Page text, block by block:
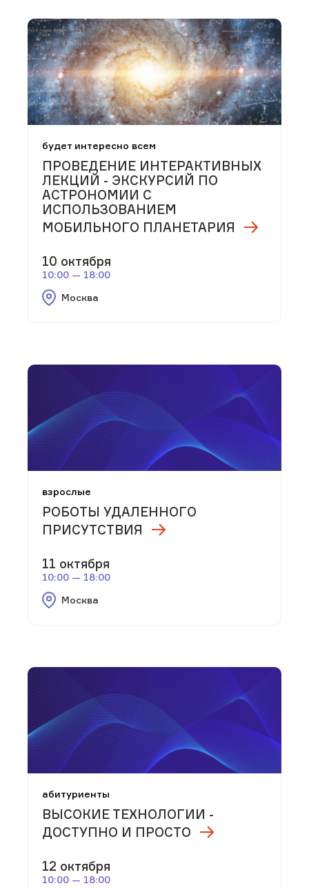
будет интересно всем
ПРОВЕДЕНИЕ ИНТЕРАКТИВНЫХ
ЛЕКЦИЙ - ЭКСКУРСИЙ ПО
АСТРОНОМИИ С
ИСПОЛЬЗОВАНИЕМ
МОБИЛЬНОГО ПЛАНЕТАРИЯ
10 октября
10:00 — 18:00
Москва
взрослые
РОБОТЫ УДАЛЕННОГО
ПРИСУТСТВИЯ
11 октября
10:00 — 18:00
Москва
абитуриенты
ВЫСОКИЕ ТЕХНОЛОГИИ -
ДОСТУПНО И ПРОСТО
12 октября
10:00 — 18:00